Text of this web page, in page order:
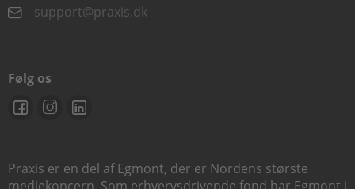
support@praxis.dk
Følg os
Praxis er en del af Egmont, der er Nordens største